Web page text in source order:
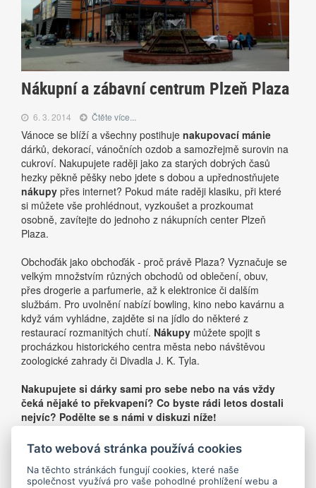
Nákupní a zábavní centrum Plzeň Plaza
6. 3. 2014 Čtěte více...
Vánoce se blíží a všechny postihuje nakupovací mánie
dárků, dekorací, vánočních ozdob a samozřejmě surovin na
cukroví. Nakupujete raději jako za starých dobrých časů
hezky pěkně pěšky nebo jdete s dobou a upřednostňujete
nákupy přes internet? Pokud máte raději klasiku, při které
si můžete vše prohlédnout, vyzkoušet a prozkoumat
osobně, zavítejte do jednoho z nákupních center Plzeň
Plaza.
Obchoďák jako obchoďák - proč právě Plaza? Vyznačuje se
velkým množstvím různých obchodů od oblečení, obuv,
přes drogerie a parfumerie, až k elektronice či dalším
službám. Pro uvolnění nabízí bowling, kino nebo kavárnu a
když vám vyhládne, zajděte si na jídlo do některé z
restaurací rozmanitých chutí. Nákupy můžete spojit s
procházkou historického centra města nebo návštěvou
zoologické zahrady či Divadla J. K. Tyla.
Nakupujete si dárky sami pro sebe nebo na vás vždy
čeká nějaké to překvapení? Co byste rádi letos dostali
nejvíc? Podělte se s námi v diskuzi níže!
« 1 »
Tato webová stránka používá cookies
Na těchto stránkách fungují cookies, které naše
společnost využívá pro vaše pohodlné prohlížení webu a